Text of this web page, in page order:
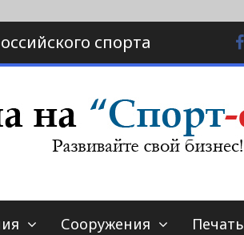
спорта
Сооружения Печать